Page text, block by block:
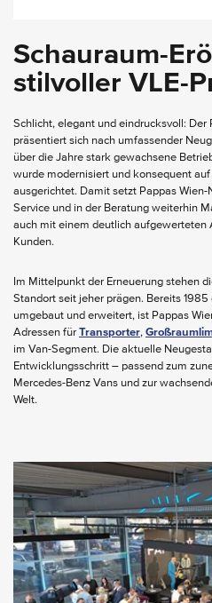
Schauraum-
stilvoller VLE-
Schlicht, elegant und eindrucksvoll: Der
präsentiert sich nach umfassender
über die Jahre stark gewachsene
wurde modernisiert und konsequent
ausgerichtet. Damit setzt Pappas
Service und in der Beratung weiterhin
auch mit einem deutlich aufgewerteten
Kunden.
Im Mittelpunkt der Erneuerung stehen
Standort seit jeher prägen. Bereits
umgebaut und erweitert, ist Pappas
Adressen für Transporter,
im Van-Segment. Die aktuelle
Entwicklungsschritt – passend zum
Mercedes-Benz Vans und zur
Welt.